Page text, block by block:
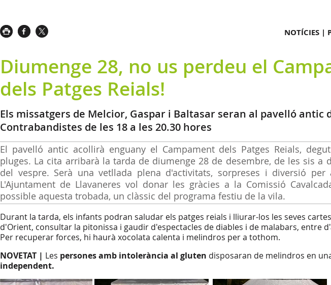
NOTÍCIES |
Diumenge 28, no us perdeu el
dels Patges Reials!
Els missatgers de Melcior, Gaspar i Baltasar seran al pavelló antic
Contrabandistes de les 18 a les 20.30 hores
El pavelló antic acollirà enguany el Campament dels Patges Reials,
pluges. La cita arribarà la tarda de diumenge 28 de desembre, de les sis a
del vespre. Serà una vetllada plena d'activitats, sorpreses i diversió
L'Ajuntament de Llavaneres vol donar les gràcies a la Comissió
possible aquesta trobada, un clàssic del programa festiu de la vila.
Durant la tarda, els infants podran saludar els patges reials i lliurar-los les seves
d'Orient, consultar la pitonissa i gaudir d'espectacles de diables i de malabars, entre
Per recuperar forces, hi haurà xocolata calenta i melindros per a tothom.
NOVETAT | Les persones amb intolerància al gluten disposaran de melindros en
independent.